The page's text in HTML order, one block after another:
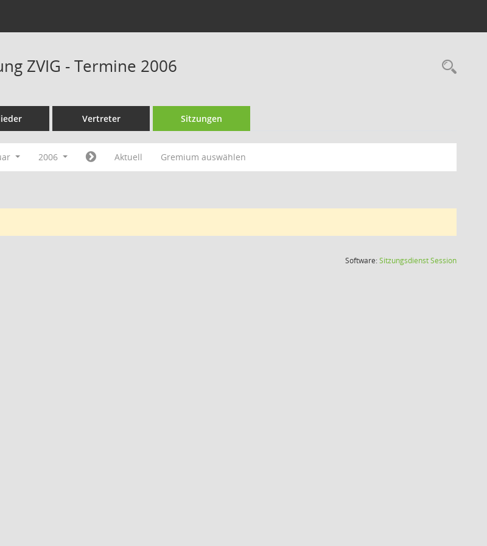
ZVIG - Termine 2006
Vertreter Sitzungen
2006 Aktuell Gremium auswählen
Software:SitzungsdienstSession(Wird in